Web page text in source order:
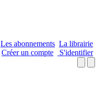
Les abonnements La librairie
Créer un compte
S'identifier